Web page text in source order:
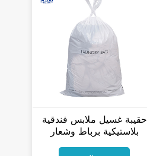
حقيبة غسيل ملابس فندقية
بلاستيكية برباط وشعار
مخصص